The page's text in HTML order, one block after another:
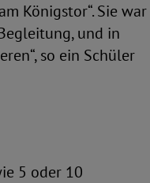
Königstor“. Sie war
und in
so ein Schüler
5 oder 10